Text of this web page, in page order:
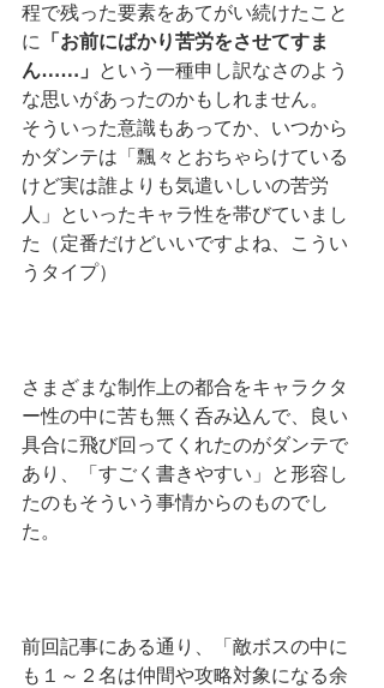
程で残った要素をあてがい続けたこと
に 「お前にばかり苦労をさせてすま
ん……」 という一種申し訳なさのよう
な思いがあったのかもしれません。
そういった意識もあってか、いつから
かダンテは「飄々とおちゃらけている
けど実は誰よりも気遣いしいの苦労
人」といったキャラ性を帯びていまし
た（定番だけどいいですよね、こうい
うタイプ）
さまざまな制作上の都合をキャラクタ
ー性の中に苦も無く呑み込んで、良い
具合に飛び回ってくれたのがダンテで
あり、「すごく書きやすい」と形容し
たのもそういう事情からのものでし
た。
前回記事にある通り、「敵ボスの中に
も１～２名は仲間や攻略対象になる余